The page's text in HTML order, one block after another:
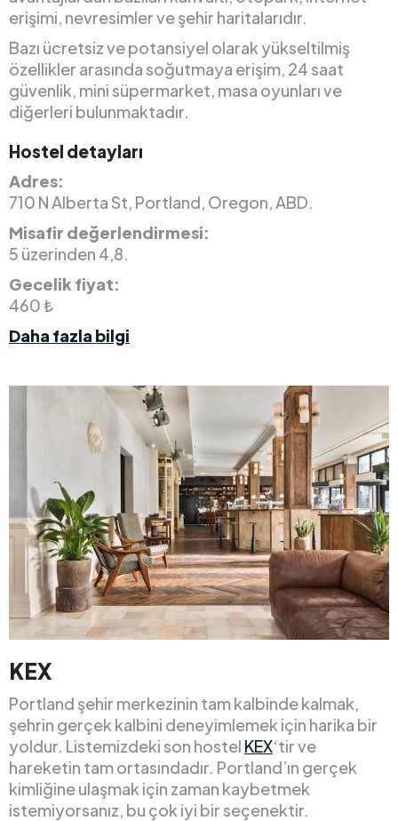
erişimi, nevresimler ve şehir haritalarıdır.
Bazı ücretsiz ve potansiyel olarak yükseltilmiş
özellikler arasında soğutmaya erişim, 24 saat
güvenlik, mini süpermarket, masa oyunları ve
diğerleri bulunmaktadır.
Hostel detayları
Adres:
710 N Alberta St, Portland, Oregon, ABD.
Misafir değerlendirmesi:
5 üzerinden 4,8.
Gecelik fiyat:
460 ₺
Daha fazla bilgi
KEX
Portland şehir merkezinin tam kalbinde kalmak,
şehrin gerçek kalbini deneyimlemek için harika bir
yoldur. Listemizdeki son hostel KEX‘tir ve
hareketin tam ortasındadır. Portland’ın gerçek
kimliğine ulaşmak için zaman kaybetmek
istemiyorsanız, bu çok iyi bir seçenektir.